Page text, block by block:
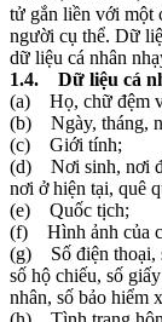
tử gắn liền với một
người cụ thể. Dữ
dữ liệu cá nhân
1.4. Dữ liệu cá
(a) Họ, chữ đệm
(b) Ngày, tháng,
(c) Giới tính;
(d) Nơi sinh, nơi
nơi ở hiện tại, quê
(e) Quốc tịch;
(f) Hình ảnh của
(g) Số điện thoại,
số hộ chiếu, số
nhân, số bảo hiểm